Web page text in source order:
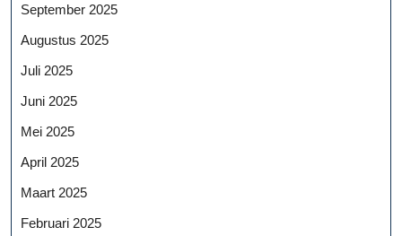
September 2025
Augustus 2025
Juli 2025
Juni 2025
Mei 2025
April 2025
Maart 2025
Februari 2025